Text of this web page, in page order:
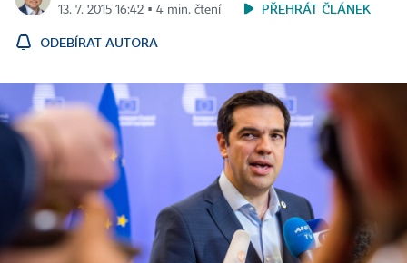
13. 7. 2015 16:42 ▪ 4 min. čtení
PŘEHRÁT ČLÁNEK
ODEBÍRAT AUTORA